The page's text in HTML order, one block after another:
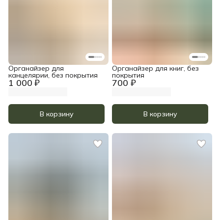
1 000 ₽
Органайзер для
канцелярии, без покрытия
В корзину
700 ₽
Органайзер для книг, без
покрытия
В корзину